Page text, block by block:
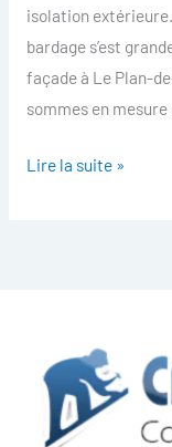
isolation
bardage s’est
façade à Le Plan-
sommes en
Tour
Lire la suite »